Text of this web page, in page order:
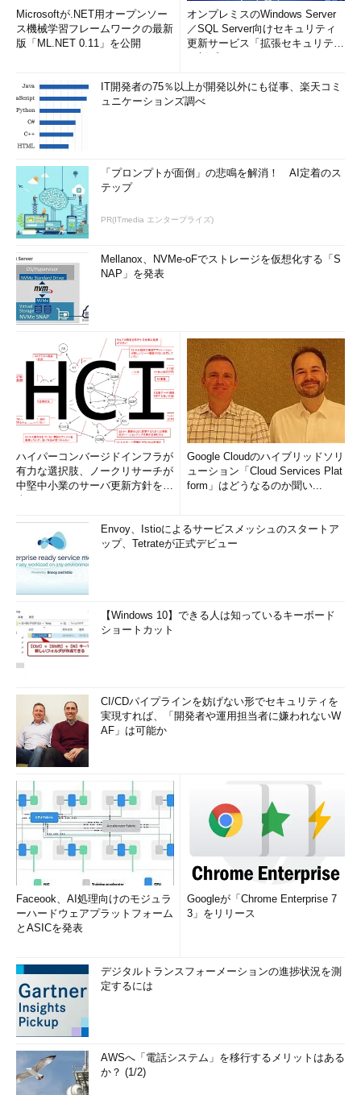
Microsoftが.NET用オープンソー
ス機械学習フレームワークの最新
版「ML.NET 0.11」を公開
オンプレミスのWindows Server
／SQL Server向けセキュリティ
更新サービス「拡張セキュリティ
IT開発者の75％以上が開発以外にも従事、楽天コミ
ュニケーションズ調べ
「プロンプトが面倒」の悲鳴を解消！ AI定着のス
テップ
PR(ITmedia エンタープライズ)
Mellanox、NVMe-oFでストレージを仮想化する「S
NAP」を発表
ハイパーコンバージドインフラが
有力な選択肢、ノークリサーチが
中堅中小業のサーバ更新方針を調
Google Cloudのハイブリッドソリ
ューション「Cloud Services Plat
form」はどうなるのか聞い...
Envoy、Istioによるサービスメッシュのスタートア
ップ、Tetrateが正式デビュー
【Windows 10】できる人は知っているキーボード
ショートカット
CI/CDパイプラインを妨げない形でセキュリティを
実現すれば、「開発者や運用担当者に嫌われないW
AF」は可能か
Faceook、AI処理向けのモジュラ
ーハードウェアプラットフォーム
とASICを発表
Googleが「Chrome Enterprise 7
3」をリリース
デジタルトランスフォーメーションの進捗状況を測
定するには
AWSへ「電話システム」を移行するメリットはある
か？ (1/2)